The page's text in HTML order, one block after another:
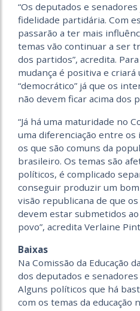
“Os deputados e
fidelidade partidária. Com
passarão a ter mais
temas vão continuar a ser
dos partidos”, acredita.
mudança é positiva e criará
“democrático” já que os
não devem ficar acima dos
“Já há uma maturidade no
uma diferenciação entre
os que são comuns da
brasileiro. Os temas são
políticos, é complicado
conseguir produzir um
visão republicana de que
devem estar submetidos
povo”, acredita Verlaine
Baixas
Na Comissão da Educação
dos deputados e
Alguns políticos que há
com os temas da educação